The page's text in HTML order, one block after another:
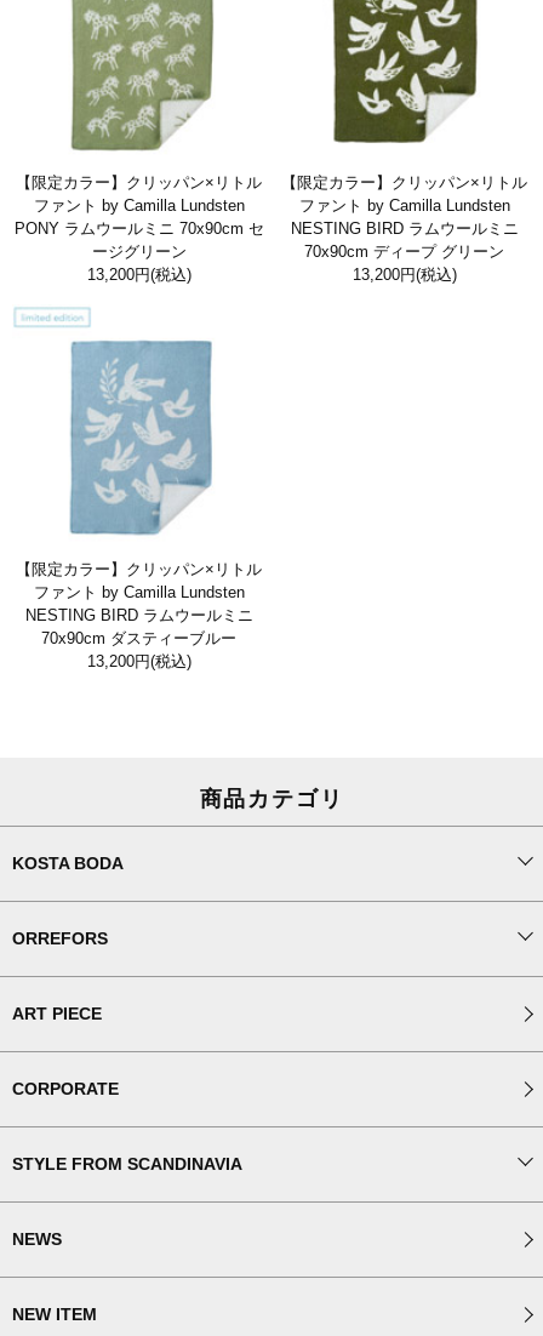
【限定カラー】クリッパン×リトル
ファント by Camilla Lundsten
PONY ラムウールミニ 70x90cm セ
ージグリーン
13,200円(税込)
【限定カラー】クリッパン×リトル
ファント by Camilla Lundsten
NESTING BIRD ラムウールミニ
70x90cm ディープ グリーン
13,200円(税込)
【限定カラー】クリッパン×リトル
ファント by Camilla Lundsten
NESTING BIRD ラムウールミニ
70x90cm ダスティーブルー
13,200円(税込)
商品カテゴリ
KOSTA BODA
ORREFORS
ART PIECE
CORPORATE
STYLE FROM SCANDINAVIA
NEWS
NEW ITEM